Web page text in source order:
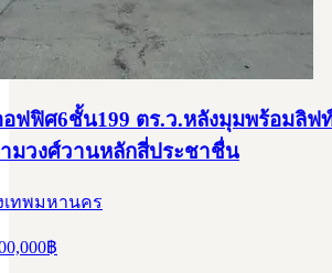
ฟฟิศ6ชั้น199 ตร.ว.หลังมุมพร้อมลิ
มวงศ์วานหลักสี่ประชาชื่น
เทพมหานคร
฿